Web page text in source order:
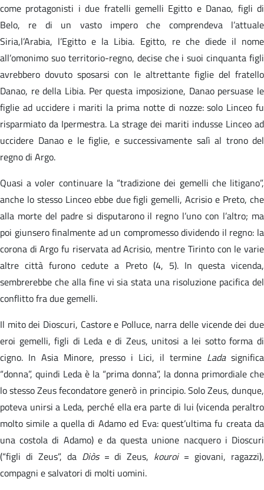
come protagonisti i due fratelli gemelli Egitto e Danao, figli di
Belo, re di un vasto impero che comprendeva l’attuale
Siria,l’Arabia, l’Egitto e la Libia. Egitto, re che diede il nome
all’omonimo suo territorio-regno, decise che i suoi cinquanta figli
avrebbero dovuto sposarsi con le altrettante figlie del fratello
Danao, re della Libia. Per questa imposizione, Danao persuase le
figlie ad uccidere i mariti la prima notte di nozze: solo Linceo fu
risparmiato da Ipermestra. La strage dei mariti indusse Linceo ad
uccidere Danao e le figlie, e successivamente salì al trono del
regno di Argo.
Quasi a voler continuare la “tradizione dei gemelli che litigano”,
anche lo stesso Linceo ebbe due figli gemelli, Acrisio e Preto, che
alla morte del padre si disputarono il regno l’uno con l’altro; ma
poi giunsero finalmente ad un compromesso dividendo il regno: la
corona di Argo fu riservata ad Acrisio, mentre Tirinto con le varie
altre città furono cedute a Preto (4, 5). In questa vicenda,
sembrerebbe che alla fine vi sia stata una risoluzione pacifica del
conflitto fra due gemelli.
Il mito dei Dioscuri, Castore e Polluce, narra delle vicende dei due
eroi gemelli, figli di Leda e di Zeus, unitosi a lei sotto forma di
cigno. In Asia Minore, presso i Lici, il termine Lada significa
“donna”, quindi Leda è la “prima donna”, la donna primordiale che
lo stesso Zeus fecondatore generò in principio. Solo Zeus, dunque,
poteva unirsi a Leda, perché ella era parte di lui (vicenda peraltro
molto simile a quella di Adamo ed Eva: quest’ultima fu creata da
una costola di Adamo) e da questa unione nacquero i Dioscuri
(“figli di Zeus”, da Diòs = di Zeus, kouroi = giovani, ragazzi),
compagni e salvatori di molti uomini.